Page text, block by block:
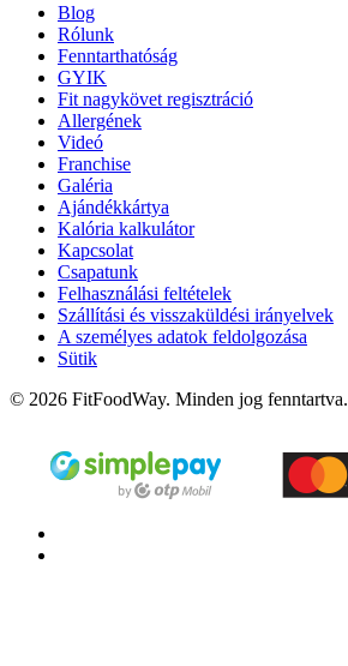
Blog
Rólunk
Fenntarthatóság
GYIK
Fit nagykövet regisztráció
Allergének
Videó
Franchise
Galéria
Ajándékkártya
Kalória kalkulátor
Kapcsolat
Csapatunk
Felhasználási feltételek
Szállítási és visszaküldési irányelvek
A személyes adatok feldolgozása
Sütik
© 2026 FitFoodWay. Minden jog fenntartva.